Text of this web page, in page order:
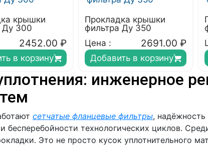
крышки
Ду 300
2452.00 ₽
в корзину
Прокладка крышки
фильтра Ду 350
Цена :
2691.00 ₽
Добавить в корзину
инженерное
сетчатые фланцевые фильтры,
бесперебойности технологических циклов.
Это не просто кусок уплотнительного